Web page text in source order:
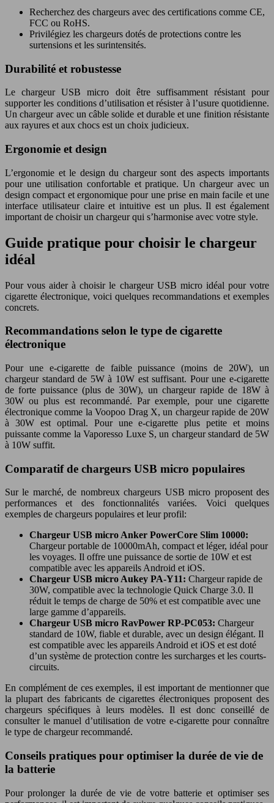
Recherchez des chargeurs avec des certifications comme CE,
FCC ou RoHS.
Privilégiez les chargeurs dotés de protections contre les
surtensions et les surintensités.
Durabilité et robustesse
Le chargeur USB micro doit être suffisamment résistant pour
supporter les conditions d’utilisation et résister à l’usure quotidienne.
Un chargeur avec un câble solide et durable et une finition résistante
aux rayures et aux chocs est un choix judicieux.
Ergonomie et design
L’ergonomie et le design du chargeur sont des aspects importants
pour une utilisation confortable et pratique. Un chargeur avec un
design compact et ergonomique pour une prise en main facile et une
interface utilisateur claire et intuitive est un plus. Il est également
important de choisir un chargeur qui s’harmonise avec votre style.
Guide pratique pour choisir le chargeur
idéal
Pour vous aider à choisir le chargeur USB micro idéal pour votre
cigarette électronique, voici quelques recommandations et exemples
concrets.
Recommandations selon le type de cigarette
électronique
Pour une e-cigarette de faible puissance (moins de 20W), un
chargeur standard de 5W à 10W est suffisant. Pour une e-cigarette
de forte puissance (plus de 30W), un chargeur rapide de 18W à
30W ou plus est recommandé. Par exemple, pour une cigarette
électronique comme la Voopoo Drag X, un chargeur rapide de 20W
à 30W est optimal. Pour une e-cigarette plus petite et moins
puissante comme la Vaporesso Luxe S, un chargeur standard de 5W
à 10W suffit.
Comparatif de chargeurs USB micro populaires
Sur le marché, de nombreux chargeurs USB micro proposent des
performances et des fonctionnalités variées. Voici quelques
exemples de chargeurs populaires et leur profil:
Chargeur USB micro Anker PowerCore Slim 10000:
Chargeur portable de 10000mAh, compact et léger, idéal pour
les voyages. Il offre une puissance de sortie de 10W et est
compatible avec les appareils Android et iOS.
Chargeur USB micro Aukey PA-Y11: Chargeur rapide de
30W, compatible avec la technologie Quick Charge 3.0. Il
réduit le temps de charge de 50% et est compatible avec une
large gamme d’appareils.
Chargeur USB micro RavPower RP-PC053: Chargeur
standard de 10W, fiable et durable, avec un design élégant. Il
est compatible avec les appareils Android et iOS et est doté
d’un système de protection contre les surcharges et les courts-
circuits.
En complément de ces exemples, il est important de mentionner que
la plupart des fabricants de cigarettes électroniques proposent des
chargeurs spécifiques à leurs modèles. Il est donc conseillé de
consulter le manuel d’utilisation de votre e-cigarette pour connaître
le type de chargeur recommandé.
Conseils pratiques pour optimiser la durée de vie de
la batterie
Pour prolonger la durée de vie de votre batterie et optimiser ses